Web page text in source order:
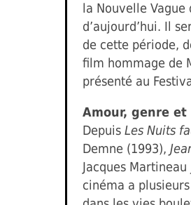
la Nouvelle Vague
d’aujourd’hui. Il
de cette période,
film hommage de
présenté au
Amour, genre
Depuis Les Nuits
Demne (1993),
Jacques Martineau
cinéma a